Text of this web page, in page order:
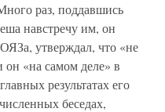
раз, поддавшись
навстречу им, он
утверждал, что «не
он «на самом деле» в
результатах его
беседах,